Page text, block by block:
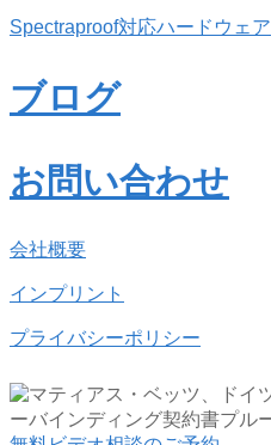
Spectraproof対応ハードウェア
ブログ
お問い合わせ
会社概要
インプリント
プライバシーポリシー